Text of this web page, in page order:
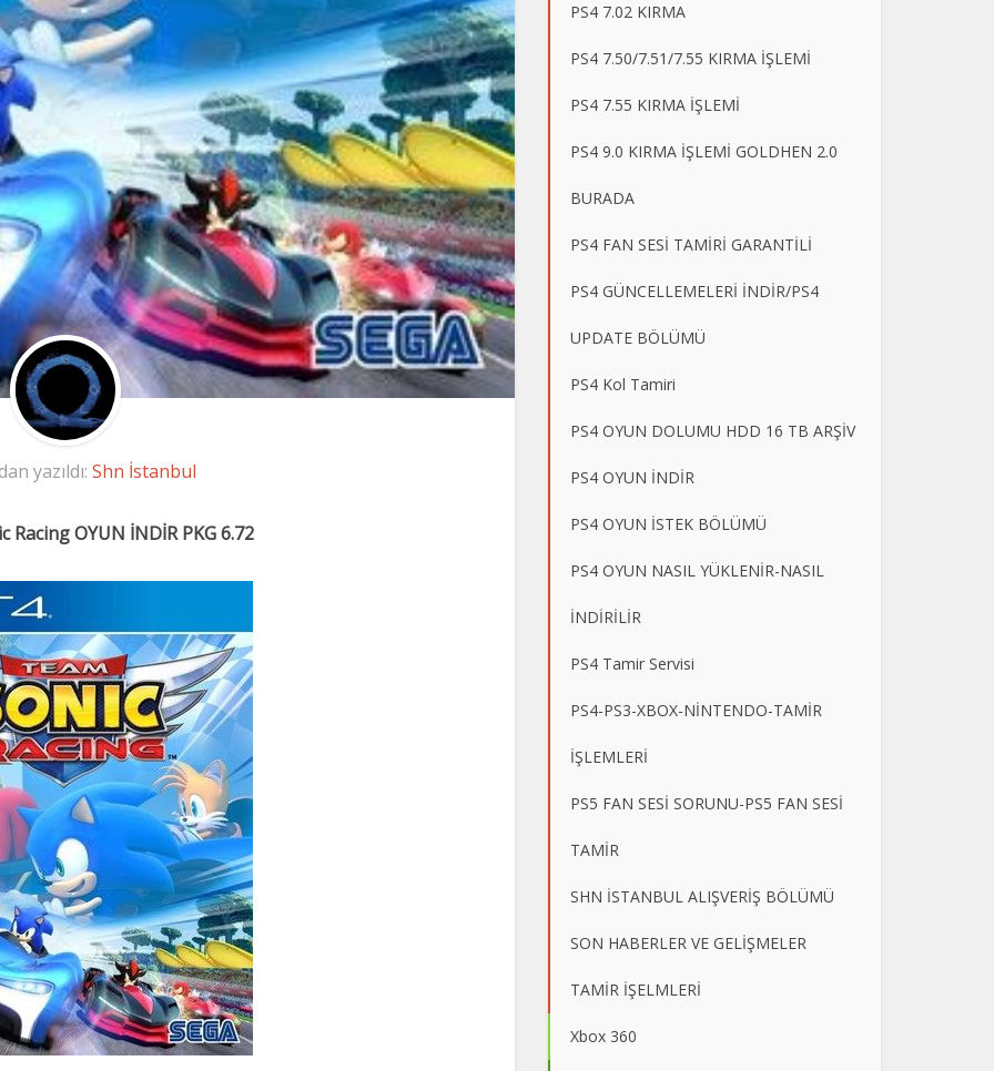
yazıldı: Shn İstanbul
Racing OYUN İNDİR PKG 6.72
PS4 7.02 KIRMA
PS4 7.50/7.51/7.55 KIRMA İŞLEMİ
PS4 7.55 KIRMA İŞLEMİ
PS4 9.0 KIRMA İŞLEMİ GOLDHEN 2.0
BURADA
PS4 FAN SESİ TAMİRİ GARANTİLİ
PS4 GÜNCELLEMELERİ İNDİR/PS4
UPDATE BÖLÜMÜ
PS4 Kol Tamiri
PS4 OYUN DOLUMU HDD 16 TB ARŞİV
PS4 OYUN İNDİR
PS4 OYUN İSTEK BÖLÜMÜ
PS4 OYUN NASIL YÜKLENİR-NASIL
İNDİRİLİR
PS4 Tamir Servisi
PS4-PS3-XBOX-NİNTENDO-TAMİR
İŞLEMLERİ
PS5 FAN SESİ SORUNU-PS5 FAN SESİ
TAMİR
SHN İSTANBUL ALIŞVERİŞ BÖLÜMÜ
SON HABERLER VE GELİŞMELER
TAMİR İŞELMLERİ
Xbox 360